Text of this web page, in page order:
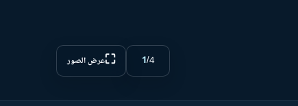
1/4
⛶عرض الصور